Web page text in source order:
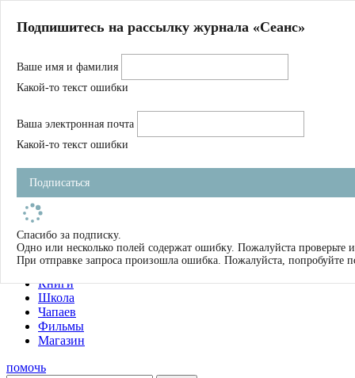
Магазин
Журнал
Школа
Устав
Фильмы
Имена
Тэги
О нас
Журнал
Книги
Школа
Чапаев
Фильмы
Магазин
помочь
Подпишитесь на рассылку журнала «Сеанс»
Ваше имя и фамилия
Какой-то текст ошибки
Ваша электронная почта
Какой-то текст ошибки
Подписаться
Спасибо за подписку.
Одно или несколько полей содержат ошибку. Пожалуйста проверьте
При отправке запроса произошла ошибка. Пожалуйста, попробуйте